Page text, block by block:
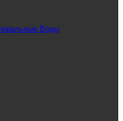
Воды